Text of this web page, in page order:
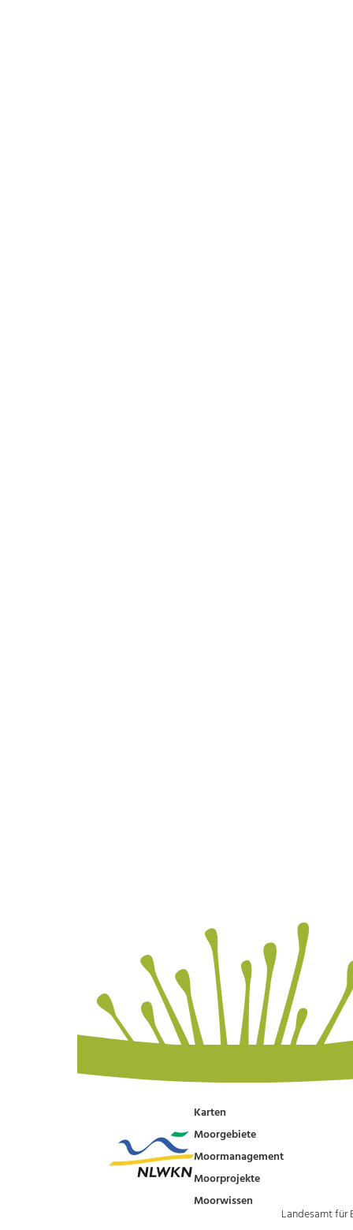
Karten
Moorgebiete
Moormanagement
Moorprojekte
Moorwissen
Landesamt für